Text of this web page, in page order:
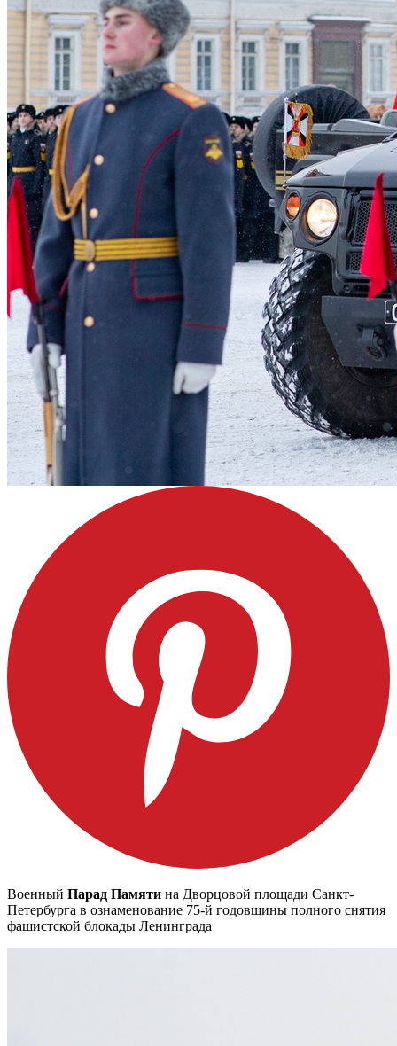
Военный Парад Памяти на Дворцовой площади Санкт-
Петербурга в ознаменование 75-й годовщины полного снятия
фашистской блокады Ленинграда